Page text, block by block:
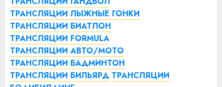
ТРАНСЛЯЦИИ ЛЫЖНЫЕ ГОНКИ
ТРАНСЛЯЦИИ БИАТЛОН
ТРАНСЛЯЦИИ FORMULA
ТРАНСЛЯЦИИ АВТО/МОТО
ТРАНСЛЯЦИИ БАДМИНТОН
ТРАНСЛЯЦИИ БИЛЬЯРД ТРАНСЛЯЦИИ